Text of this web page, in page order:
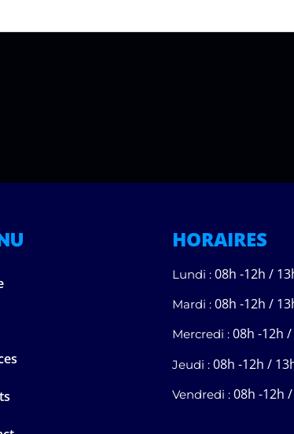
HORAIRES
Lundi : 08h -12h /
Mardi : 08h -12h /
Mercredi : 08h -12h
Jeudi : 08h -12h /
Vendredi : 08h -12h